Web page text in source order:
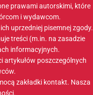
prawami autorskimi, które
i wydawcom.
uprzedniej pisemnej zgody.
treści (m.in. na zasadzie
informacyjnych.
artykułów poszczególnych
zakładki kontakt. Nasza
.